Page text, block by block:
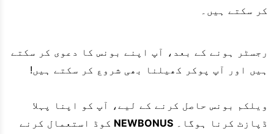
کر سکتے ہیں۔
رجسٹر ہونے کے بعد، آپ اپنے بونس کا دعوی کر سکتے
ہیں اور آپ پوکر کھیلنا بھی شروع کر سکتے ہیں!
ویلکم بونس حاصل کرنے کے لیے، آپ کو اپنا پہلا
ڈپازٹ کرنا ہوگا۔ NEWBONUS کوڈ استعمال کرنے